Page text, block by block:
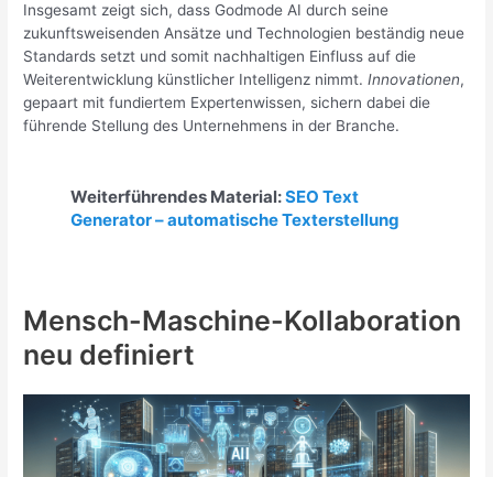
Insgesamt zeigt sich, dass Godmode AI durch seine
zukunftsweisenden Ansätze und Technologien beständig neue
Standards setzt und somit nachhaltigen Einfluss auf die
Weiterentwicklung künstlicher Intelligenz nimmt.Innovationen,
gepaart mit fundiertem Expertenwissen, sichern dabei die
führende Stellung des Unternehmens in der Branche.
Weiterführendes Material:SEO Text
Generator – automatische Texterstellung
Mensch-Maschine-Kollaboration
neu definiert